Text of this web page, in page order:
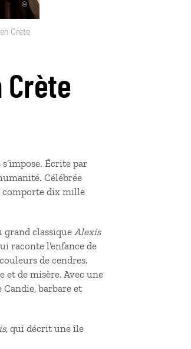
Crète
Écrite par
Célébrée
comporte dix mille
grand classique Alexis
raconte l’enfance de
de cendres.
et de misère. Avec une
barbare et
, qui décrit une île